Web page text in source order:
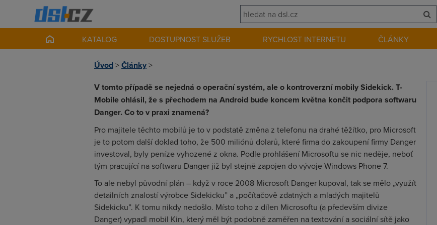
KATALOG DOSTUPNOST SLUŽEB RYCHLOST INTERNETU ČLÁNKY
Úvod>Články>
V tomto případě se nejedná o operační systém, ale o kontroverzní mobily Sidekick. T-
Mobile ohlásil, že s přechodem na Android bude koncem května končit podpora softwaru
Danger. Co to v praxi znamená?
Pro majitele těchto mobilů je to v podstatě změna z telefonu na drahé těžítko, pro Microsoft
je to potom další doklad toho, že 500 miliónů dolarů, které firma do zakoupení firmy Danger
investoval, byly peníze vyhozené z okna. Podle prohlášení Microsoftu se nic neděje, neboť
tým pracující na softwaru Danger již byl stejně zapojen do vývoje Windows Phone 7.
To ale nebyl původní plán – když v roce 2008 Microsoft Danger kupoval, tak se mělo „využít
detailních znalostí výrobce Sidekicku” a „počítačově zdatných a mladých majitelů
Sidekicku”. K tomu nikdy nedošlo. Místo toho z dílen Microsoftu (a především divize
Danger) vypadl mobil Kin, který měl být podobně zaměřen na textování a sociální sítě jako